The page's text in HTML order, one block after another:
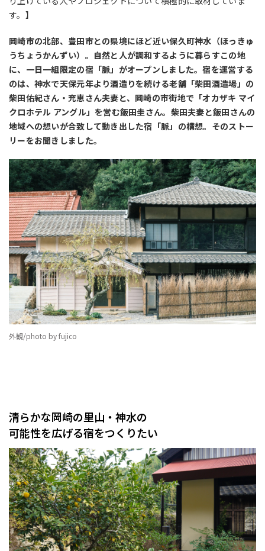
す。】
岡崎市の北部、豊田市との県境にほど近い保久町神水（ほっきゅ
うちょうかんずい）。自然と人が調和するように暮らすこの地
に、一日一組限定の宿「脈」がオープンしました。宿を運営する
のは、神水で天保元年より酒造りを続ける老舗「柴田酒造場」の
柴田佑紀さん・充恵さん夫妻と、岡崎の市街地で「オカザキ マイ
クロホテル アングル」を営む飯田圭さん。柴田夫妻と飯田さんの
地域への想いが合致して動き出した宿「脈」の構想。そのストー
リーをお聞きしました。
外観/photo by fujico
清らかな岡崎の里山・神水の
可能性を広げる宿をつくりたい